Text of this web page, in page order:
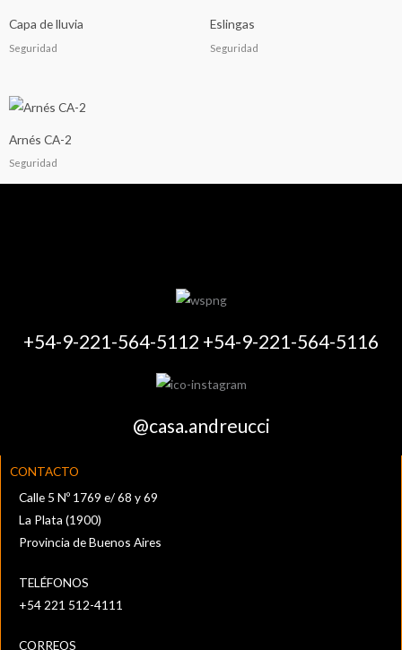
Capa de lluvia
Seguridad
Eslingas
Seguridad
Arnés CA-2
Seguridad
+54-9-221-564-5112 +54-9-221-564-5116
@casa.andreucci
CONTACTO
Calle 5 Nº 1769 e/ 68 y 69
La Plata (1900)
Provincia de Buenos Aires
TELÉFONOS
+54 221 512-4111‬
CORREOS